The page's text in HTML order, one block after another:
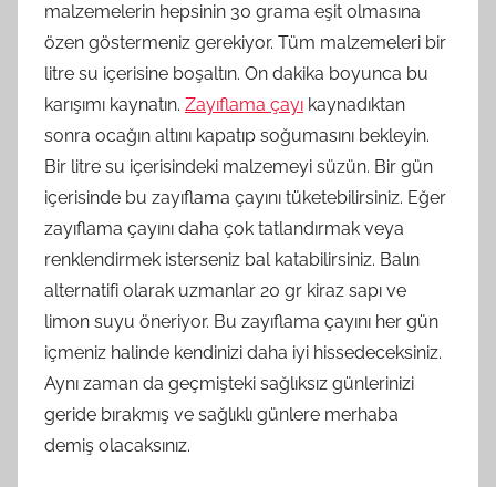
malzemelerin hepsinin 30 grama eşit olmasına
özen göstermeniz gerekiyor. Tüm malzemeleri bir
litre su içerisine boşaltın. On dakika boyunca bu
karışımı kaynatın. Zayıflama çayı kaynadıktan
sonra ocağın altını kapatıp soğumasını bekleyin.
Bir litre su içerisindeki malzemeyi süzün. Bir gün
içerisinde bu zayıflama çayını tüketebilirsiniz. Eğer
zayıflama çayını daha çok tatlandırmak veya
renklendirmek isterseniz bal katabilirsiniz. Balın
alternatifi olarak uzmanlar 20 gr kiraz sapı ve
limon suyu öneriyor. Bu zayıflama çayını her gün
içmeniz halinde kendinizi daha iyi hissedeceksiniz.
Aynı zaman da geçmişteki sağlıksız günlerinizi
geride bırakmış ve sağlıklı günlere merhaba
demiş olacaksınız.